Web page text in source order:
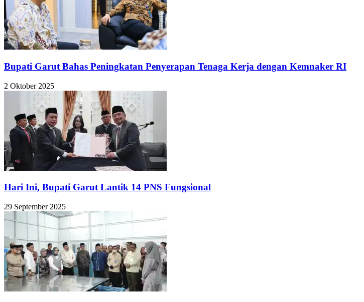
Bupati Garut Bahas Peningkatan Penyerapan Tenaga Kerja dengan Kemnaker RI
2 Oktober 2025
Hari Ini, Bupati Garut Lantik 14 PNS Fungsional
29 September 2025